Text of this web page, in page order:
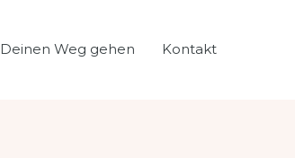
Deinen Weg gehen Kontakt